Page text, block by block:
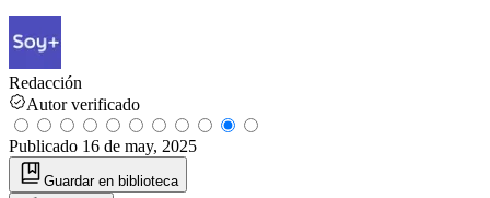
Redacción
Autor verificado
Publicado 16 de may, 2025
Guardar en biblioteca